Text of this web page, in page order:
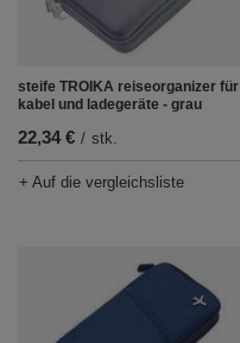
steife TROIKA reiseorganizer für
kabel und ladegeräte - grau
22,34 € / stk.
+ Auf die vergleichsliste